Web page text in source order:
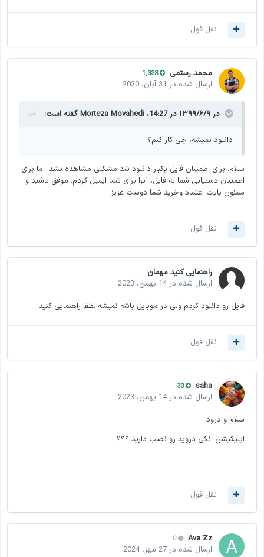
نقل قول
محمد رستمی 1,338
ارسال شده در 31 آبان، 2020
در ۱۳۹۹/۶/۹ در 14:27، Morteza Movahedi گفته است:
دانلود نمیشه، چی کار کنم؟
سلام. برای اطمینان فایل یکبار دانلود شد مشکلی مشاهده نشد. اما برای
اطمینان دستیابی شما به فایل، آنرا برای شما ایمیل کردم. موفق باشید و
ممنون بابت اعتماد وخرید شما دوست عزیز.
نقل قول
راهنمایی کنید مهمان
ارسال شده در14 بهمن، 2023
فایل رو دانلود کردم ولی در موبایل باشه نمیشه.لطفا راهنمایی کنید
نقل قول
saha
30
ارسال شده در14 بهمن، 2023
سلام و درود
اپلیکیشن انکی دروید رو نصب دارید ؟؟؟
نقل قول
Ava Zz
0
ارسال شده در 27 مهر، 2024